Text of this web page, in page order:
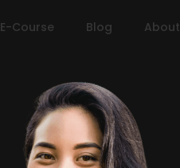
E-Course Blog About